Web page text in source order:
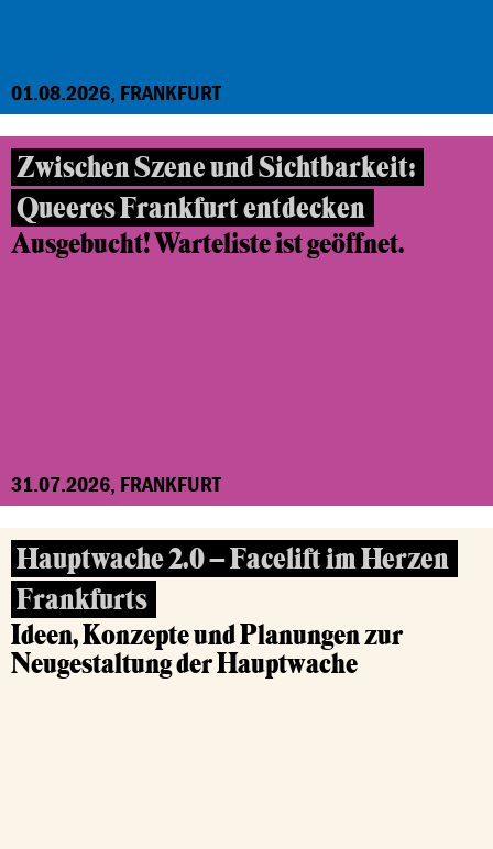
01.08.2026, FRANKFURT
Zwischen Szene und Sichtbarkeit:
Queeres Frankfurt entdecken
Ausgebucht! Warteliste ist geöffnet.
31.07.2026, FRANKFURT
Hauptwache 2.0 – Facelift im Herzen
Frankfurts
Ideen, Konzepte und Planungen zur
Neugestaltung der Hauptwache